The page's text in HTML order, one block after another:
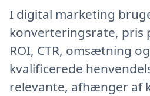
I digital marketing
konverteringsrate, pris
ROI, CTR, omsætning
kvalificerede
relevante, afhænger af